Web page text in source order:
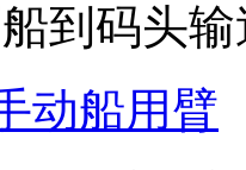
到码头
动船用臂